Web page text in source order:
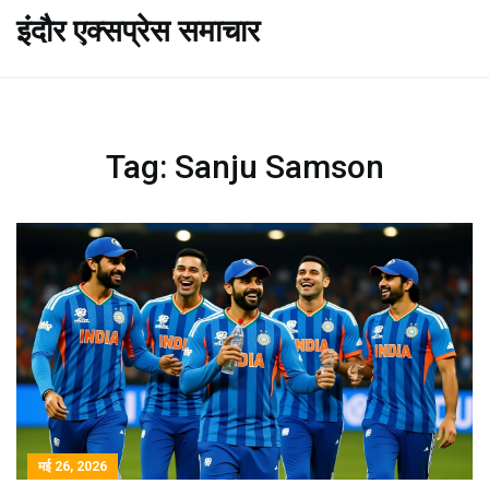
इंदौर एक्सप्रेस समाचार
Tag: Sanju Samson
मई 26, 2026